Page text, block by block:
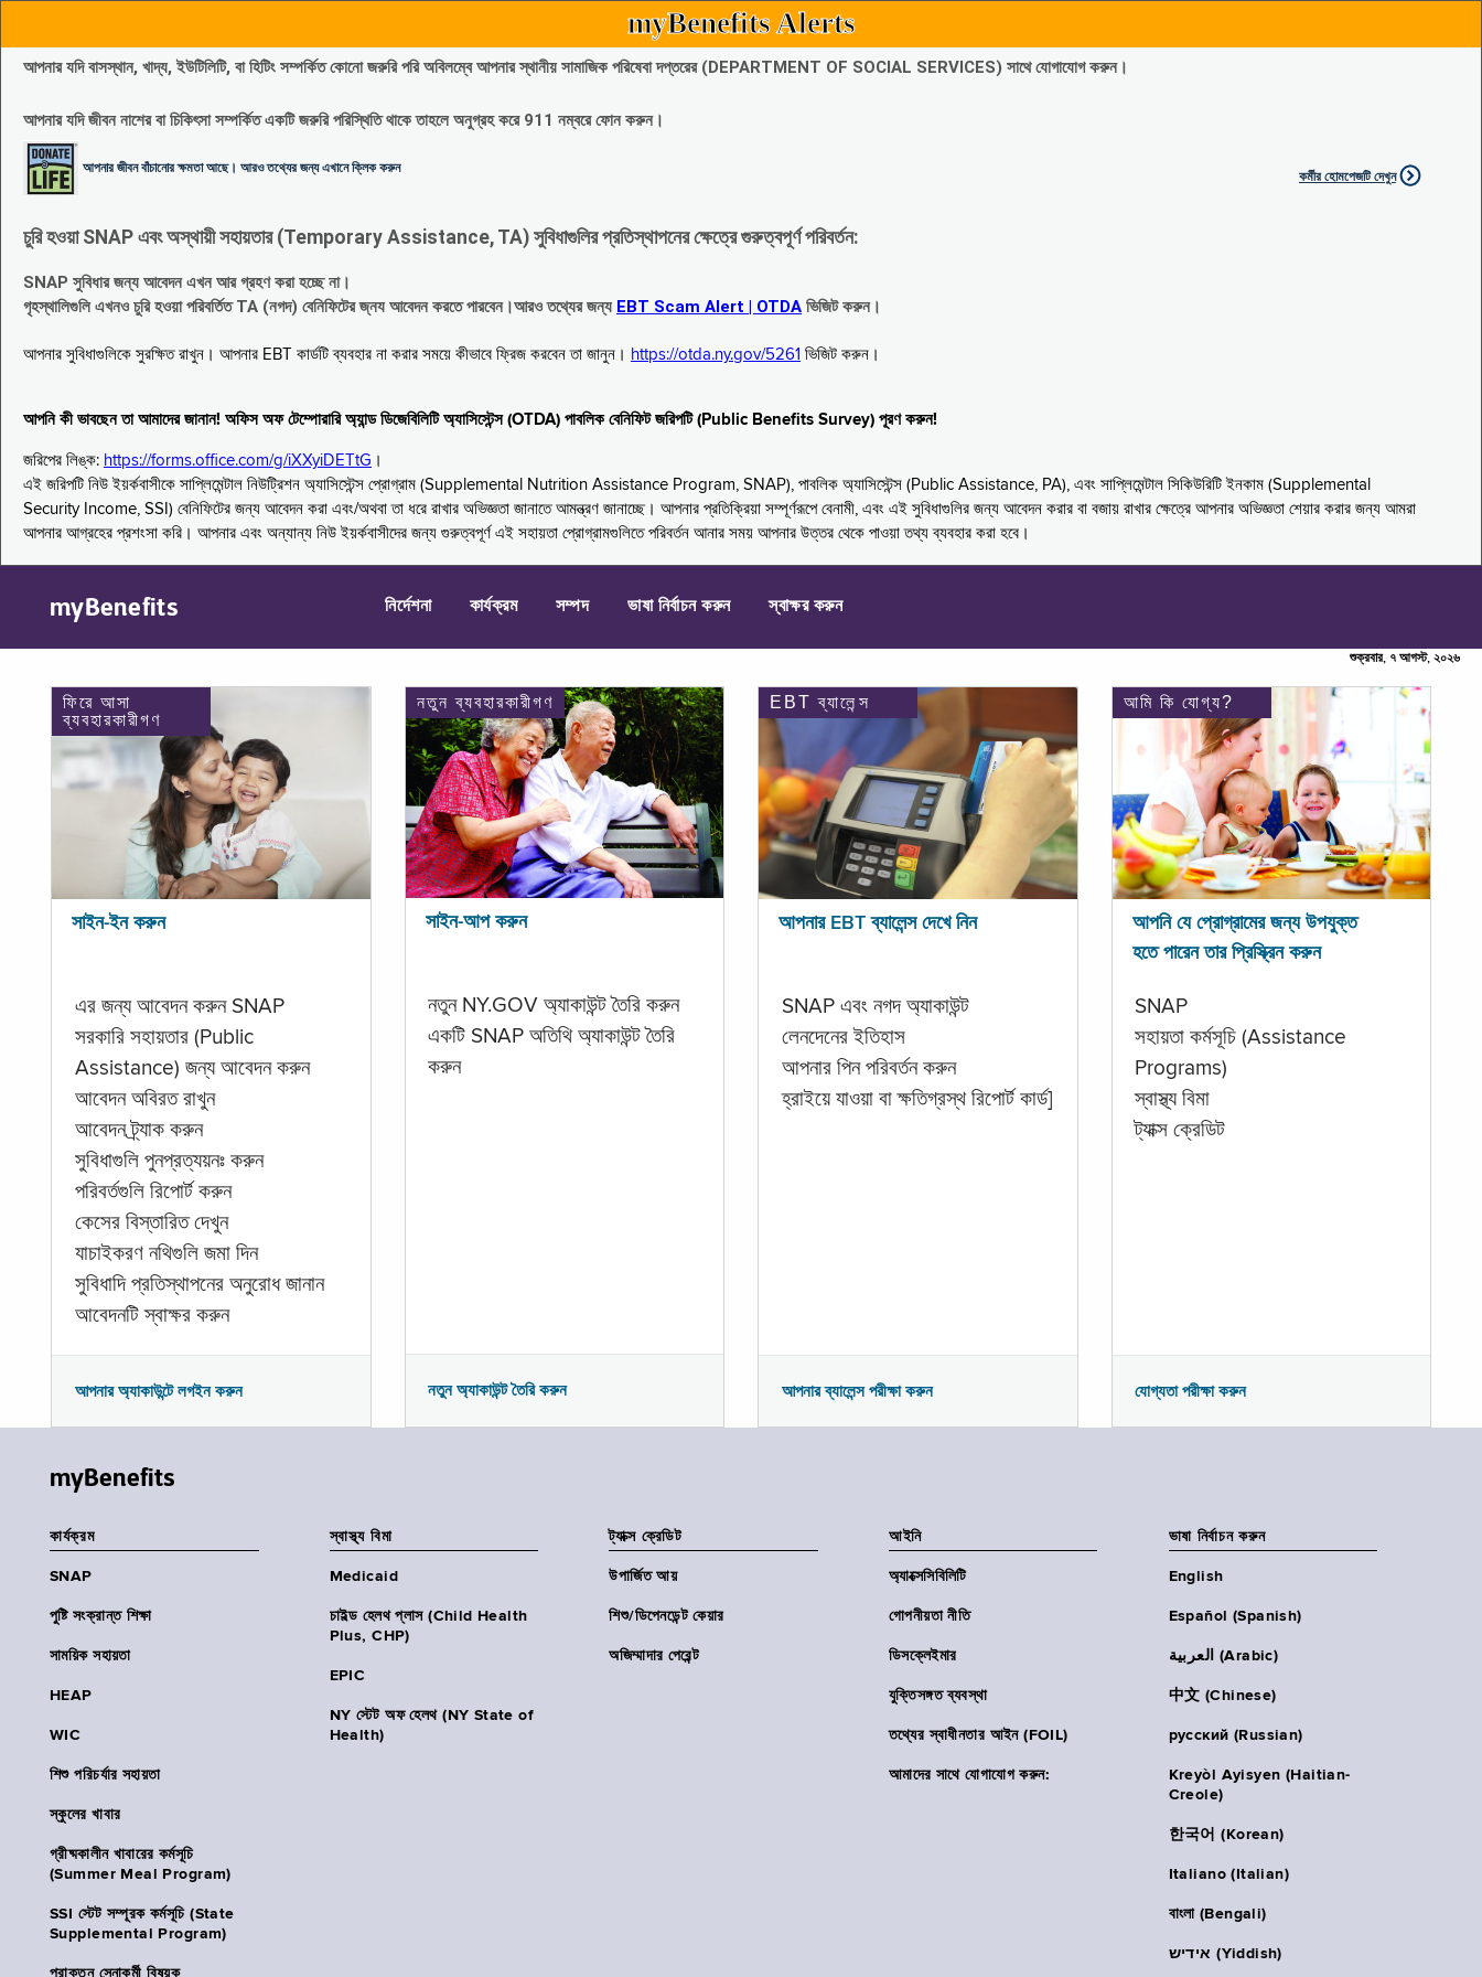
myBenefits Alerts
আপনার যদি বাসস্থান, খাদ্য, ইউটিলিটি, বা হিটিং সম্পর্কিত কোনো জরুরি পরি অবিলম্বে আপনার স্থানীয় সামাজিক পরিষেবা দপ্তরের (DEPARTMENT OF SOCIAL SERVICES) সাথে যোগাযোগ করুন।
আপনার যদি জীবন নাশের বা চিকিৎসা সম্পর্কিত একটি জরুরি পরিস্থিতি থাকে তাহলে অনুগ্রহ করে 911 নম্বরে ফোন করুন।
আপনার জীবন বাঁচানোর ক্ষমতা আছে। আরও তথ্যের জন্য এখানে ক্লিক করুন
কর্মীর হোমপেজটি দেখুন
চুরি হওয়া SNAP এবং অস্থায়ী সহায়তার (Temporary Assistance, TA) সুবিধাগুলির প্রতিস্থাপনের ক্ষেত্রে গুরুত্বপূর্ণ পরিবর্তন:
SNAP সুবিধার জন্য আবেদন এখন আর গ্রহণ করা হচ্ছে না।
গৃহস্থালিগুলি এখনও চুরি হওয়া পরিবর্তিত TA (নগদ) বেনিফিটের জ্নয আবেদন করতে পারবেন।আরও তথ্যের জন্য EBT Scam Alert | OTDA ভিজিট করুন।
আপনার সুবিধাগুলিকে সুরক্ষিত রাখুন। আপনার EBT কার্ডটি ব্যবহার না করার সময়ে কীভাবে ফ্রিজ করবেন তা জানুন। https://otda.ny.gov/5261 ভিজিট করুন।
আপনি কী ভাবছেন তা আমাদের জানান! অফিস অফ টেম্পোরারি অ্যান্ড ডিজেবিলিটি অ্যাসিস্টেন্স (OTDA) পাবলিক বেনিফিট জরিপটি (Public Benefits Survey) পূরণ করুন!
জরিপের লিঙ্ক: https://forms.office.com/g/iXXyiDETtG ।
এই জরিপটি নিউ ইয়র্কবাসীকে সাপ্লিমেন্টাল নিউট্রিশন অ্যাসিস্টেন্স প্রোগ্রাম (Supplemental Nutrition Assistance Program, SNAP), পাবলিক অ্যাসিস্টেন্স (Public Assistance, PA), এবং সাপ্লিমেন্টাল সিকিউরিটি ইনকাম (Supplemental
Security Income, SSI) বেনিফিটের জন্য আবেদন করা এবং/অথবা তা ধরে রাখার অভিজ্ঞতা জানাতে আমন্ত্রণ জানাচ্ছে। আপনার প্রতিক্রিয়া সম্পূর্ণরূপে বেনামী, এবং এই সুবিধাগুলির জন্য আবেদন করার বা বজায় রাখার ক্ষেত্রে আপনার অভিজ্ঞতা শেয়ার করার জন্য আমরা
আপনার আগ্রহের প্রশংসা করি। আপনার এবং অন্যান্য নিউ ইয়র্কবাসীদের জন্য গুরুত্বপূর্ণ এই সহায়তা প্রোগ্রামগুলিতে পরিবর্তন আনার সময় আপনার উত্তর থেকে পাওয়া তথ্য ব্যবহার করা হবে।
myBenefits নির্দেশনা কার্যক্রম সম্পদ ভাষা নির্বাচন করুন স্বাক্ষর করুন
শুক্রবার, ৭ আগস্ট, ২০২৬
ফিরে আসা
ব্যবহারকারীগণ
সাইন-ইন করুন
এর জন্য আবেদন করুন SNAP
সরকারি সহায়তার (Public
Assistance) জন্য আবেদন করুন
আবেদন অবিরত রাখুন
আবেদন ট্র্যাক করুন
সুবিধাগুলি পুনপ্রত্যয়নঃ করুন
পরিবর্তগুলি রিপোর্ট করুন
কেসের বিস্তারিত দেখুন
যাচাইকরণ নথিগুলি জমা দিন
সুবিধাদি প্রতিস্থাপনের অনুরোধ জানান
আবেদনটি স্বাক্ষর করুন
আপনার অ্যাকাউন্টে লগইন করুন
নতুন ব্যবহারকারীগণ
সাইন-আপ করুন
নতুন NY.GOV অ্যাকাউন্ট তৈরি করুন
একটি SNAP অতিথি অ্যাকাউন্ট তৈরি
করুন
নতুন অ্যাকাউন্ট তৈরি করুন
EBT ব্যালেন্স
আপনার EBT ব্যালেন্স দেখে নিন
SNAP এবং নগদ অ্যাকাউন্ট
লেনদেনের ইতিহাস
আপনার পিন পরিবর্তন করুন
হ্রাইয়ে যাওয়া বা ক্ষতিগ্রস্থ রিপোর্ট কার্ড]
আপনার ব্যালেন্স পরীক্ষা করুন
আমি কি যোগ্য?
আপনি যে প্রোগ্রামের জন্য উপযুক্ত
হতে পারেন তার প্রিস্ক্রিন করুন
SNAP
সহায়তা কর্মসূচি (Assistance
Programs)
স্বাস্থ্য বিমা
ট্যাক্স ক্রেডিট
যোগ্যতা পরীক্ষা করুন
myBenefits
কার্যক্রম
SNAP
পুষ্টি সংক্রান্ত শিক্ষা
সাময়িক সহায়তা
HEAP
WIC
শিশু পরিচর্যার সহায়তা
স্কুলের খাবার
গ্রীষ্মকালীন খাবারের কর্মসূচি
(Summer Meal Program)
SSI স্টেট সম্পূরক কর্মসূচি (State
Supplemental Program)
প্রাক্তন সেনাকর্মী বিষয়ক
স্বাস্থ্য বিমা
Medicaid
চাইল্ড হেলথ প্লাস (Child Health
Plus, CHP)
EPIC
NY স্টেট অফ হেলথ (NY State of
Health)
ট্যাক্স ক্রেডিট
উপার্জিত আয়
শিশু/ডিপেনডেন্ট কেয়ার
অজিম্মাদার পেরেন্ট
আইনি
অ্যাক্সেসিবিলিটি
গোপনীয়তা নীতি
ডিসক্লেইমার
যুক্তিসঙ্গত ব্যবস্থা
তথ্যের স্বাধীনতার আইন (FOIL)
আমাদের সাথে যোগাযোগ করুন:
ভাষা নির্বাচন করুন
English
Español (Spanish)
العربية (Arabic)
中文 (Chinese)
русский (Russian)
Kreyòl Ayisyen (Haitian-
Creole)
한국어 (Korean)
Italiano (Italian)
বাংলা (Bengali)
אידיש (Yiddish)